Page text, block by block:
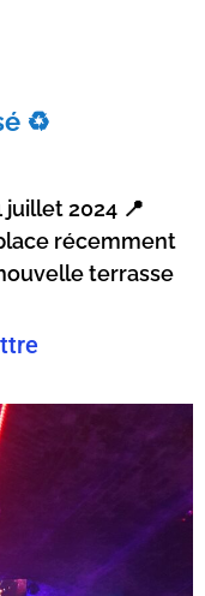
♻️
juillet 2024 📍
récemment
terrasse